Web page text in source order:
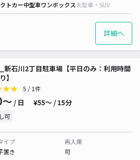
トカー中型車ワンボックス大型車・SUV
詳細へ
新石川2丁目駐車場【平日のみ：利用時間
】
5 / 1件
/ 日 ¥55〜 / 15分
可
イプ
置き
再入庫
可